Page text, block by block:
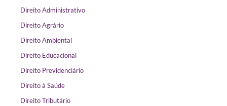
Direito Administrativo
Direito Agrário
Direito Ambiental
Direito Educacional
Direito Previdenciário
Direito à Saúde
Direito Tributário